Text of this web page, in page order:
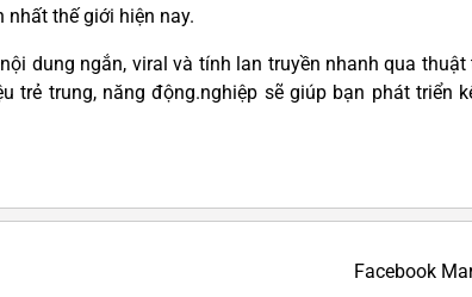
thế giới hiện nay.
dung ngắn, viral và tính lan truyền nhanh qua thuật
trung, năng động.nghiệp sẽ giúp bạn phát triển
Facebook